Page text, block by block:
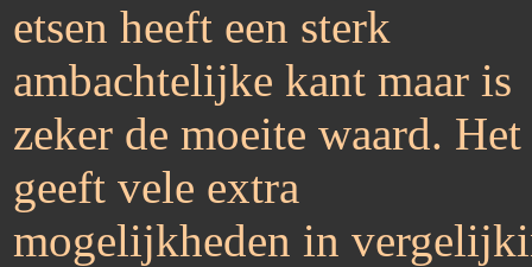
etsen heeft een sterk
ambachtelijke kant maar is
zeker de moeite waard. Het
geeft vele extra
mogelijkheden in